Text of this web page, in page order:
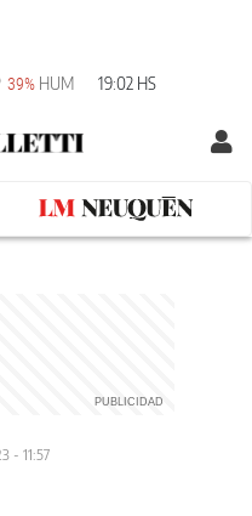
39% HUM 19:02 HS
- 11:57